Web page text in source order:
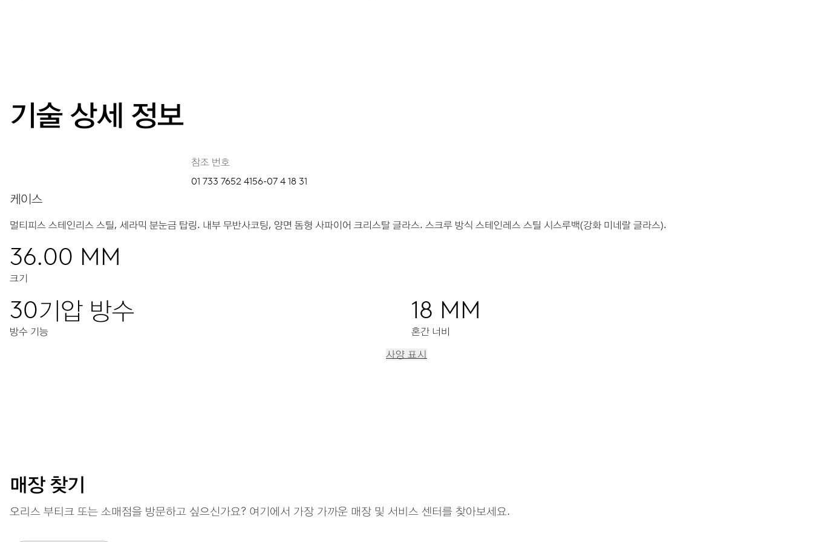
기술 상세 정보
참조 번호
01 733 7652 4156-07 4 18 31
케이스
멀티피스 스테인리스 스틸, 세라믹 분눈금 탑링. 내부 무반사코팅, 양면 돔형 사파이어 크리스탈 글라스. 스크루 방식 스테인레스 스틸 시스루백(강화 미네랄 글라스).
36.00 MM
크기
30기압 방수
방수 기능
18 MM
혼간 너비
파워 리저브
캘리버
사양 표시
매장 찾기
오리스 부티크 또는 소매점을 방문하고 싶으신가요? 여기에서 가장 가까운 매장 및 서비스 센터를 찾아보세요.